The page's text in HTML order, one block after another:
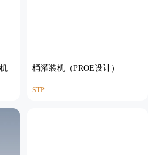
桶灌装机（PROE设计）
STP